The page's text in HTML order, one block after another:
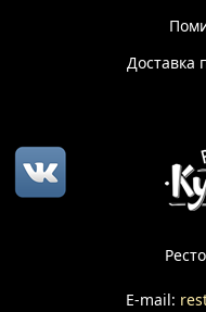
Доставка
E-mail: